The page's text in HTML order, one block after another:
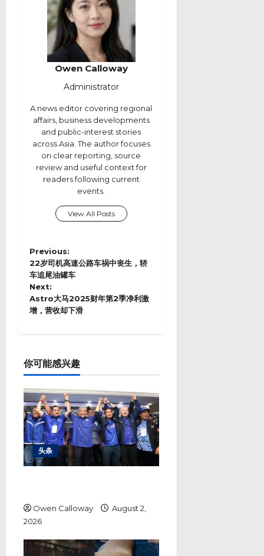
Owen Calloway
Administrator
A news editor covering regional
affairs, business developments
and public-interest stories
across Asia. The author focuses
on clear reporting, source
review and useful context for
readers following current
events.
View All Posts
P
o
s
t
n
a
a
t
i
o
n
Previous:
22岁司机高速公路车祸中丧生，轿
车追尾油罐车
Next:
Astro大马2025财年第2季净利激
增，营收却下滑
你可能感兴趣
头条
Owen Calloway
August 2,
2026